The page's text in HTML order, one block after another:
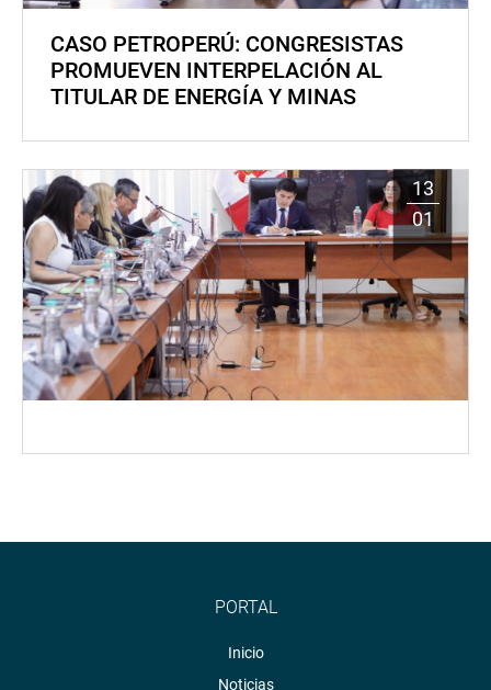
CASO PETROPERÚ: CONGRESISTAS
PROMUEVEN INTERPELACIÓN AL
TITULAR DE ENERGÍA Y MINAS
13
01
PORTAL
Inicio
Noticias